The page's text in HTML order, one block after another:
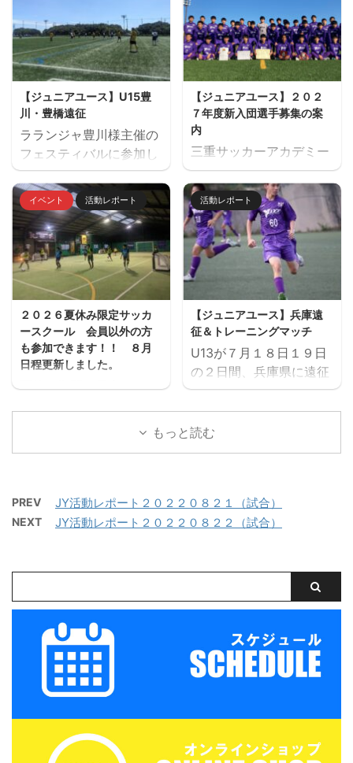
南高校
催しました。 ２日間天然
芝２面で対戦しました。
優勝：レイジェンド滋賀
参加チーム サルファス
ORS（静岡）・レイジェ
ンド滋賀（滋賀県）・愛
知FC・FC豊川・緑
FC（愛知県）・ヴィアテ
ソ松阪・三重サッカーア
カデミー（三重）
【ジュニアユース】U15豊
川・豊橋遠征
ラランジャ豊川様主催の
フェスティバルに参加し
ました。 １日目 三重サ
ッカーアカデミー対豊川
高校 三重サッカーアカデ
ミー対修文学院高校 三重
サッカーアカデミー対ル
セーロ京都 ２日目 三重
サッカーアカデミー対ア
ヴィエール所沢 三重サッ
カーアカデミー対時習館
高校 三重サッカーアカデ
ミー対エストレージャ
【ジュニアユース】２０２
７年度新入団選手募集の案
内
三重サッカーアカデミー
ジュニアユース（中学生
のチーム）の２０２７年
度の新入団選手対象の体
験練習会を開催します。
ご興味のある方はぜひご
参加ください。体験練習
会を通して進路の選択肢
の一つとしてご検討いた
だければと思います。体
験会のお申込みはページ
下にある申込フォームか
らお願いいたします。 三
ュニアユースでは、選手
の育成を第一とし、次の
年代でさらなる飛躍がで
べき技術や戦術の徹底・
個々がもつストロングポ
イベント 活動レポート
２０２６夏休み限定サッカ
ースクール 会員以外の方
も参加できます！！ ８月
日程更新しました。
夏休み期間、屋内フット
鈴鹿」でミニサッカー中
心のストリートサッカー
回だけの参加OKと気軽
に参加できます。※参加
申込みください。キャン
ご確認の上お申し込みく
ださい。 ウォーミングア
ップを兼ねた基礎技術練
習の後、たくさんミニサ
ッカーの試合を実施。そ
Mreform 時間割： 小学
活動レポート
【ジュニアユース】兵庫遠
征＆トレーニングマッチ
U13が７月１８日１９日
の２日間、兵庫県に遠征
しました。 U14とU15
は、鈴鹿市と奈良県でト
レーニングマッチを行い
グ・CAOS（大阪）・ハ
ジャス（岡山）・FCファ
https://miesocceracade
content/uploads/2026/
07/PXL_20260718_0801
22879.mp4 トレーニン
もっと読む
PREV JY活動レポート２０２２０８２１（試合）
NEXT JY活動レポート２０２２０８２２（試合）